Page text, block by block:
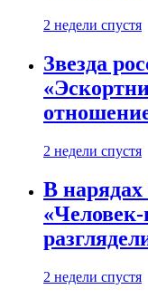
2 недели спустя
Звезда
2 недели спустя
В нарядах
2 недели спустя